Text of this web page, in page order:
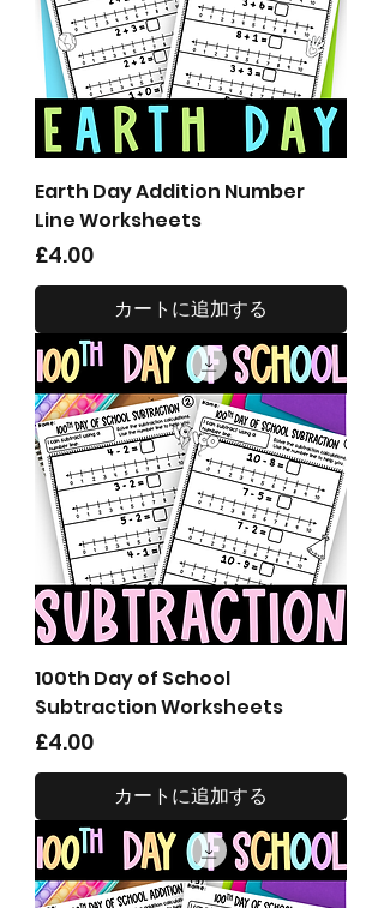
Earth Day Addition Number
Line Worksheets
価格
£4.00
カートに追加する
100th Day of School
Subtraction Worksheets
価格
£4.00
カートに追加する